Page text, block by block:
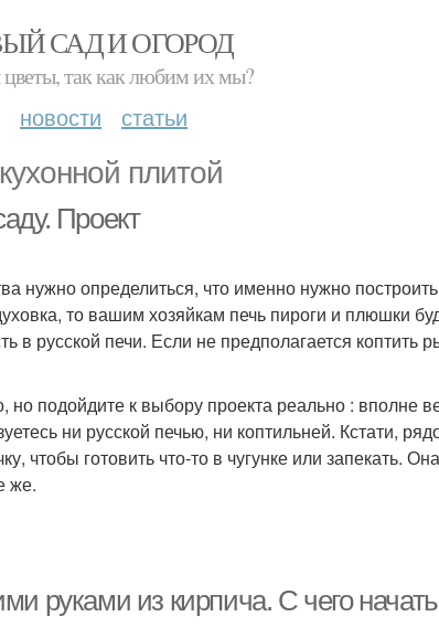
САД И ОГОРОД
так как любим их мы?
новости статьи
плитой
Проект
нужно определиться, что именно нужно
то вашим хозяйкам печь пироги и плюшки
в русской печи. Если не предполагается коптить
но подойдите к выбору проекта реально : вполне
ни русской печью, ни коптильней. Кстати,
чтобы готовить что-то в чугунке или запекать.
же.
руками из кирпича. С чего начать